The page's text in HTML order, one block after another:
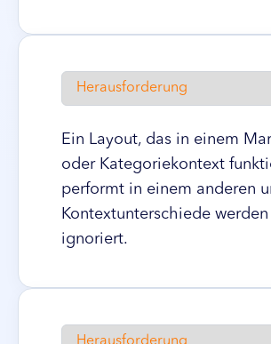
Ein Layout, das in einem
oder Kategoriekontext
performt in einem anderen
Kontextunterschiede werden
ignoriert.